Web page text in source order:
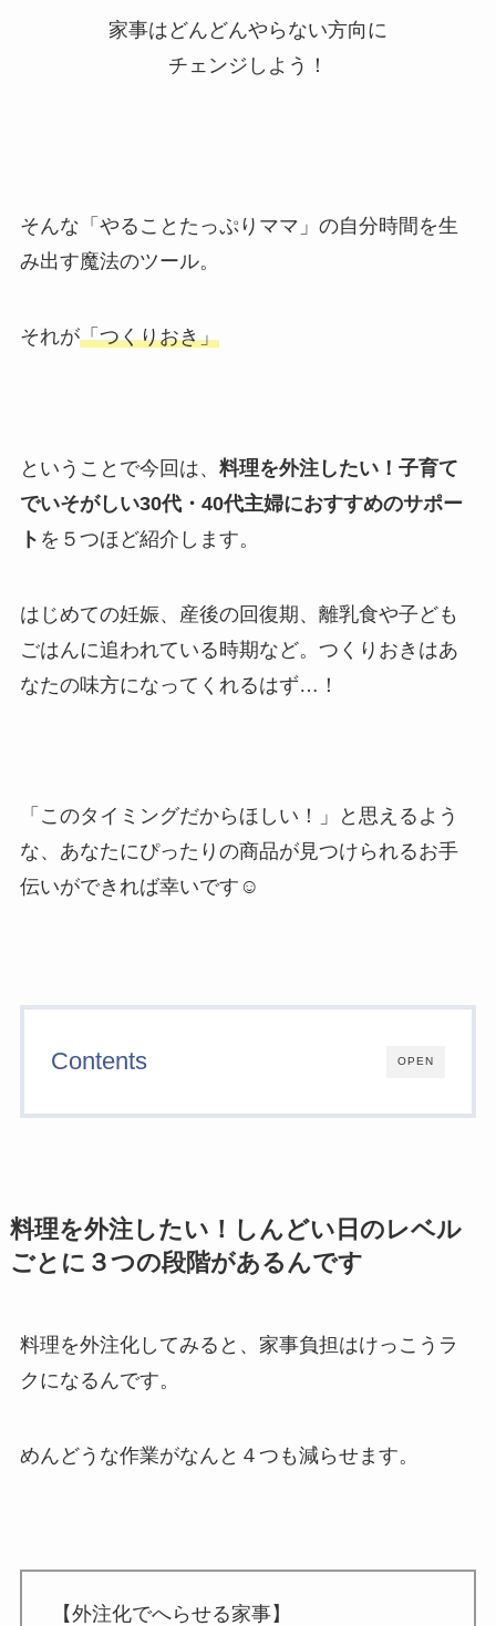
家事はどんどんやらない方向に
チェンジしよう！
そんな「やることたっぷりママ」の自分時間を生
み出す魔法のツール。
それが「つくりおき」
ということで今回は、 料理を外注したい！子育て
でいそがしい30代・40代主婦におすすめのサポー
ト を５つほど紹介します。
はじめての妊娠、産後の回復期、離乳食や子ども
ごはんに追われている時期など。つくりおきはあ
なたの味方になってくれるはず…！
「このタイミングだからほしい！」と思えるよう
な、あなたにぴったりの商品が見つけられるお手
伝いができれば幸いです☺
OPEN
Contents
料理を外注したい！しんどい日のレベル
ごとに３つの段階があるんです
料理を外注化してみると、家事負担はけっこうラ
クになるんです。
めんどうな作業がなんと４つも減らせます。
【外注化でへらせる家事】